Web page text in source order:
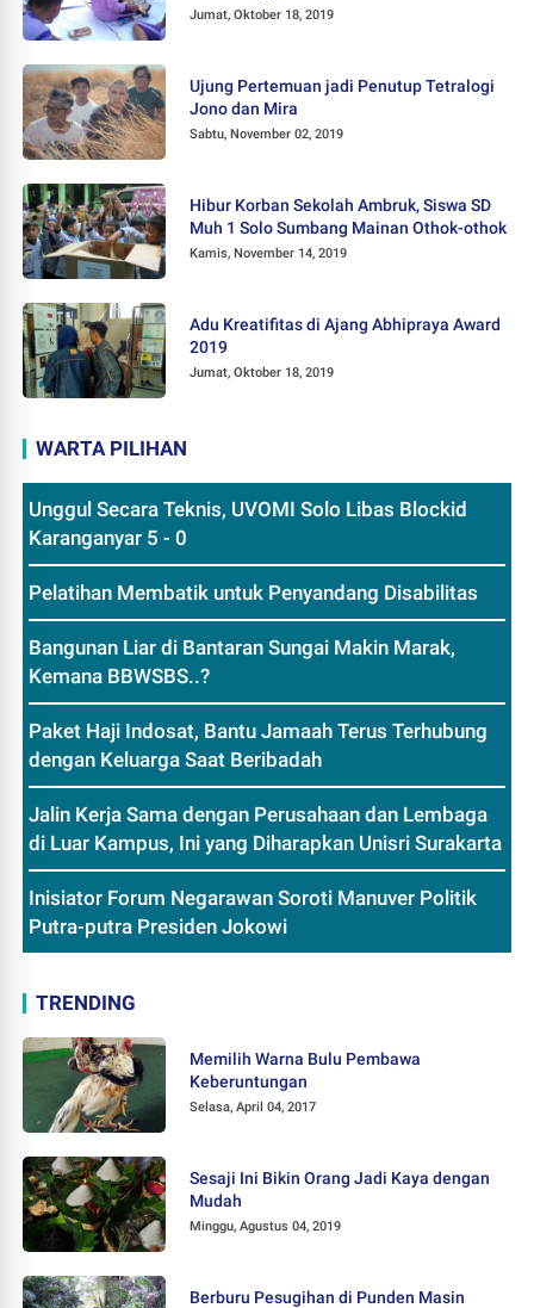
Jumat, Oktober 18, 2019
Ujung Pertemuan jadi Penutup Tetralogi
Jono dan Mira
Sabtu, November 02, 2019
Hibur Korban Sekolah Ambruk, Siswa SD
Muh 1 Solo Sumbang Mainan Othok-othok
Kamis, November 14, 2019
Adu Kreatifitas di Ajang Abhipraya Award
2019
Jumat, Oktober 18, 2019
WARTA PILIHAN
Unggul Secara Teknis, UVOMI Solo Libas Blockid
Karanganyar 5 - 0
Pelatihan Membatik untuk Penyandang Disabilitas
Bangunan Liar di Bantaran Sungai Makin Marak,
Kemana BBWSBS..?
Paket Haji Indosat, Bantu Jamaah Terus Terhubung
dengan Keluarga Saat Beribadah
Jalin Kerja Sama dengan Perusahaan dan Lembaga
di Luar Kampus, Ini yang Diharapkan Unisri Surakarta
Inisiator Forum Negarawan Soroti Manuver Politik
Putra-putra Presiden Jokowi
TRENDING
Memilih Warna Bulu Pembawa
Keberuntungan
Selasa, April 04, 2017
Sesaji Ini Bikin Orang Jadi Kaya dengan
Mudah
Minggu, Agustus 04, 2019
Berburu Pesugihan di Punden Masin